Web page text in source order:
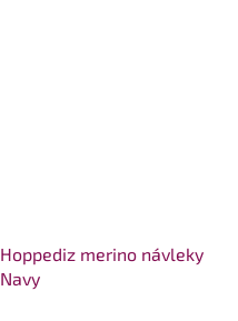
Hoppediz merino návleky
Navy